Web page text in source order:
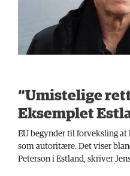
FAGLIGT
INDLAND
UDLAND
KALENDER
BLOGS
DEBAT
“Umistelige
Eksemplet
EU begynder til forveksling
som autoritære. Det viser
Peterson i Estland, skriver